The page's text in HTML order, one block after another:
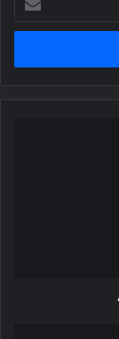
posta
adresinizi